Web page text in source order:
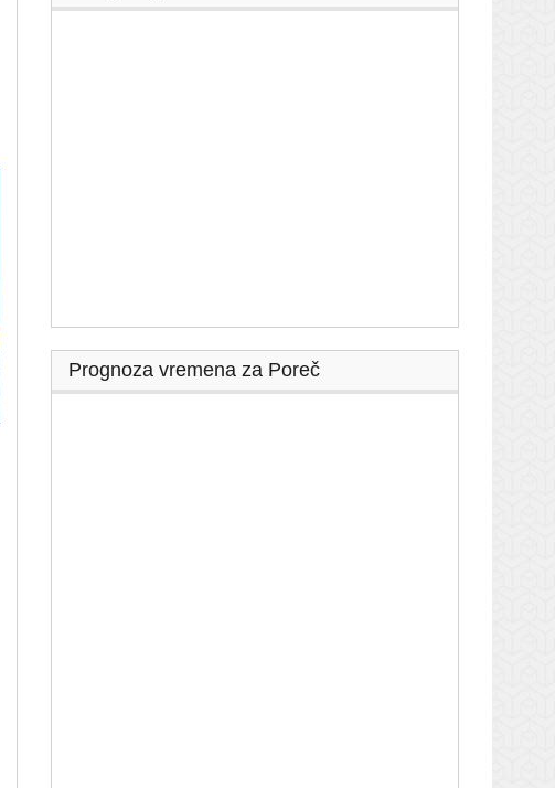
Prognoza vremena za Poreč